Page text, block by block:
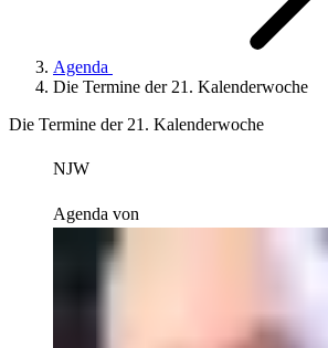
Agenda
Die Termine der 21. Kalenderwoche
Die Termine der 21. Kalenderwoche
NJW
Agenda von